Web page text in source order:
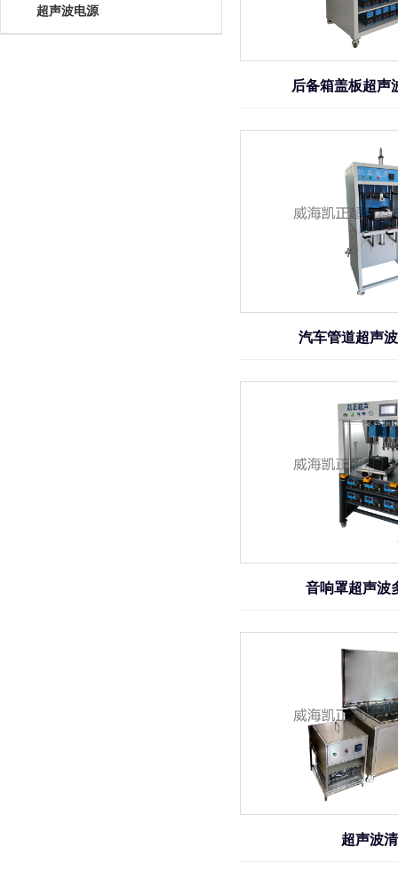
超声波电源
后备箱盖板超声
汽车管道超声
音响罩超声波
超声波